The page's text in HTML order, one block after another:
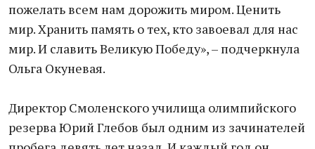
пожелать всем нам дорожить миром. Ценить
мир. Хранить память о тех, кто завоевал для нас
мир. И славить Великую Победу», – подчеркнула
Ольга Окуневая.
Директор Смоленского училища олимпийского
резерва Юрий Глебов был одним из зачинателей